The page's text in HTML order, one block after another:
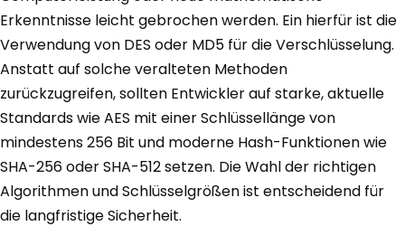
Erkenntnisse leicht gebrochen werden. Ein hierfür ist die
Verwendung von DES oder MD5 für die Verschlüsselung.
Anstatt auf solche veralteten Methoden
zurückzugreifen, sollten Entwickler auf starke, aktuelle
Standards wie AES mit einer Schlüssellänge von
mindestens 256 Bit und moderne Hash-Funktionen wie
SHA-256 oder SHA-512 setzen. Die Wahl der richtigen
Algorithmen und Schlüsselgrößen ist entscheidend für
die langfristige Sicherheit.